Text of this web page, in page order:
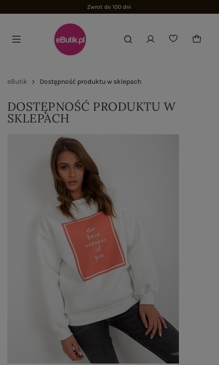
Zwrot do 100 dni
eButik Dostępność produktu w sklepach
DOSTĘPNOŚĆ PRODUKTU W
SKLEPACH